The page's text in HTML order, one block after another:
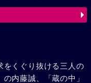
と電話をしてしまっ
は、工房を若い者に襲
われてしまった。一
三人は冒険者の絆で結
海中に沈められた現
をくぐり抜ける三人の
内藤誠、「蔵の中」